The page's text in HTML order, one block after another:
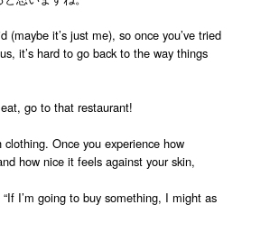
(maybe it’s just me), so once you’ve tried
it’s hard to go back to the way things
go to that restaurant!
clothing. Once you experience how
how nice it feels against your skin,
I’m going to buy something, I might as